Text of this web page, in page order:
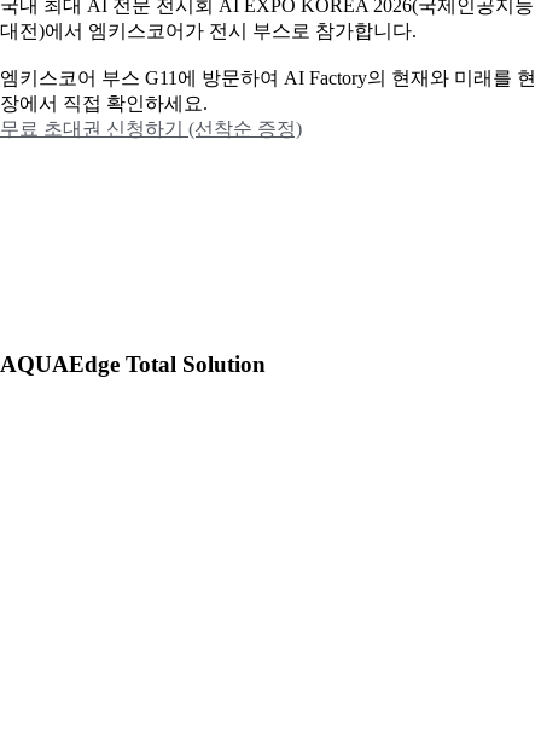
국내 최대 AI 전문 전시회 AI EXPO KOREA 2026(국제인공지능
대전)에서 엠키스코어가 전시 부스로 참가합니다.
엠키스코어 부스 G11에 방문하여 AI Factory의 현재와 미래를 현
장에서 직접 확인하세요.
무료 초대권 신청하기 (선착순 증정)
AQUAEdge Total Solution